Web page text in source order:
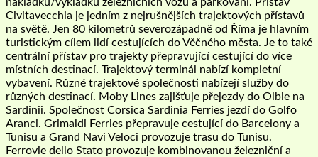
Civitavecchia je jedním z nejrušnějších trajektových přístavů
na světě. Jen 80 kilometrů severozápadně od Říma je hlavním
turistickým cílem lidí cestujících do Věčného města. Je to také
centrální přístav pro trajekty přepravující cestující do více
místních destinací. Trajektový terminál nabízí kompletní
vybavení. Různé trajektové společnosti nabízejí služby do
různých destinací. Moby Lines zajišťuje přejezdy do Olbie na
Sardinii. Společnost Corsica Sardinia Ferries jezdí do Golfo
Aranci. Grimaldi Ferries přepravuje cestující do Barcelony a
Tunisu a Grand Navi Veloci provozuje trasu do Tunisu.
Ferrovie dello Stato provozuje kombinovanou železniční a